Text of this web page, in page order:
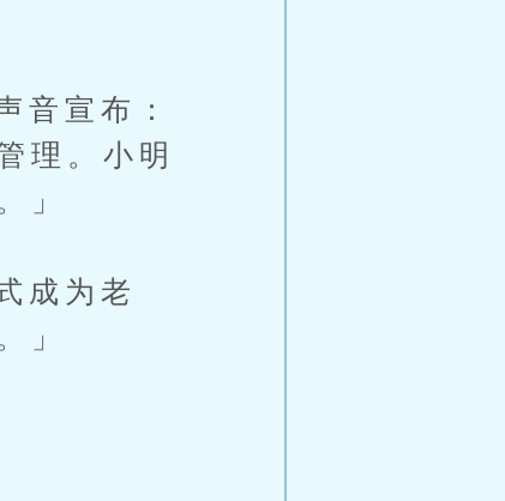
宣布：
理。小明
」
成为老
」